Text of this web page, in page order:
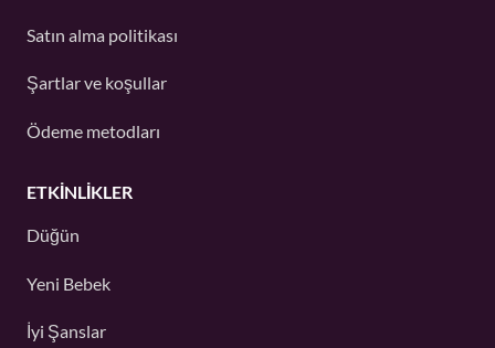
Satın alma politikası
Şartlar ve koşullar
Ödeme metodları
ETKINLIKLER
Düğün
Yeni Bebek
İyi Şanslar